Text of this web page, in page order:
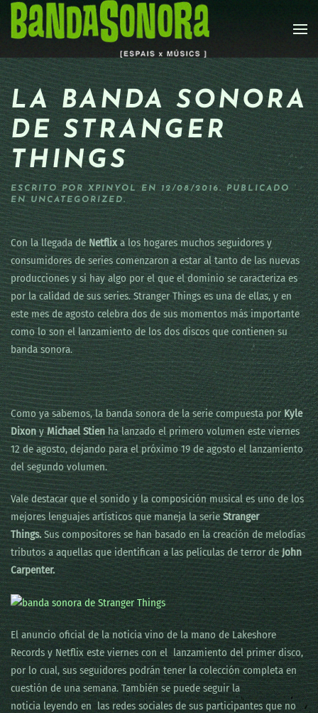
Skip to main content
LA BANDA SONORA
DE STRANGER
THINGS
ESCRITO POR XPINYOLEN 12/08/2016. PUBLICADO
EN UNCATEGORIZED.
Con la llegada de Netflixa los hogares muchos seguidores y
consumidores de series comenzaron a estar al tanto de las nuevas
producciones y si hay algo por el que el dominio se caracteriza es
por la calidad de sus series. Stranger Things es una de ellas, y en
este mes de agosto celebra dos de sus momentos más importante
como lo son el lanzamiento de los dos discos que contienen su
banda sonora.
Como ya sabemos, la banda sonora de la serie compuesta porKyle
DixonyMichael Stienha lanzado el primero volumen este viernes
12 de agosto, dejando para el próximo 19 de agosto el lanzamiento
del segundo volumen.
Vale destacar que el sonido y la composición musical es uno de los
mejores lenguajes artísticos que maneja la serieStranger
Things.Sus compositores se han basado en la creación de melodías
tributos a aquellas que identifican a las películas de terror deJohn
Carpenter.
El anuncio oficial de la noticia vino de la mano de Lakeshore
Records y Netflix este viernes con el lanzamiento del primer disco,
por lo cual, sus seguidores podrán tener la colección completa en
cuestión de una semana. También se puede seguir la
noticia leyendo en las redes sociales de sus participantes que no